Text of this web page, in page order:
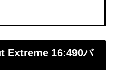
Extreme 16:490バ